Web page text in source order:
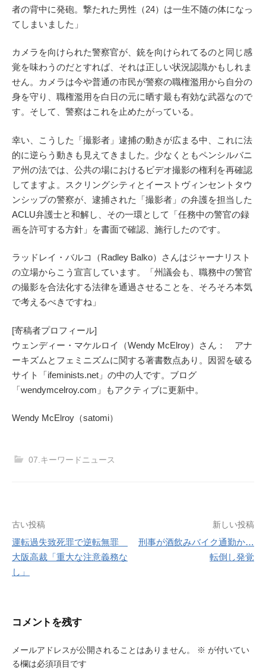
者の背中に発砲。撃たれた男性（24）は一生不随の体になっ
てしまいました」
カメラを向けられた警察官が、銃を向けられてるのと同じ感
覚を味わうのだとすれば、それは正しい状況認識かもしれま
せん。カメラは今や普通の市民が警察の職権濫用から自分の
身を守り、職権濫用を白日の元に晒す最も有効な武器なので
す。そして、警察はこれを止めたがっている。
幸い、こうした「撮影者」逮捕の動きが広まる中、これに法
的に逆らう動きも見えてきました。少なくともペンシルバニ
ア州の法では、公共の場におけるビデオ撮影の権利を再確認
してますよ。スクリングシティとイーストヴィンセントタウ
ンシップの警察が、逮捕された「撮影者」の弁護を担当した
ACLU弁護士と和解し、その一環として「任務中の警官の録
画を許可する方針」を書面で確認、施行したのです。
ラッドレイ・バルコ（Radley Balko）さんはジャーナリスト
の立場からこう宣言しています。「州議会も、職務中の警官
の撮影を合法化する法律を通過させることを、そろそろ本気
で考えるべきですね」
[寄稿者プロフィール]
ウェンディー・マケルロイ（Wendy McElroy）さん： アナ
ーキズムとフェミニズムに関する著書数点あり。因習を破る
サイト「ifeminists.net」の中の人です。ブログ
「wendymcelroy.com」もアクティブに更新中。
Wendy McElroy（satomi）
07.キーワードニュース
投
稿
ナ
シ
古い投稿
運転過失致死罪で逆転無罪
大阪高裁「重大な注意義務な
し」
新しい投稿
刑事が酒飲みバイク通勤か…
転倒し発覚
コメントを残す
メールアドレスが公開されることはありません。 ※ が付いてい
る欄は必須項目です